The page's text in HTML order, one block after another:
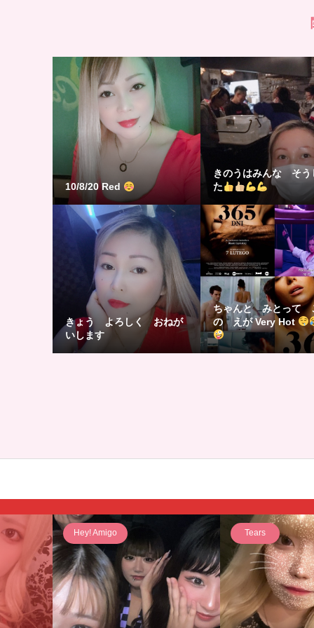
10/8/20 Red
きのうはみんな そう
た
きょう よろしく おねが
いします
ちゃんと みとって
の えが Very Hot
Tears Tears